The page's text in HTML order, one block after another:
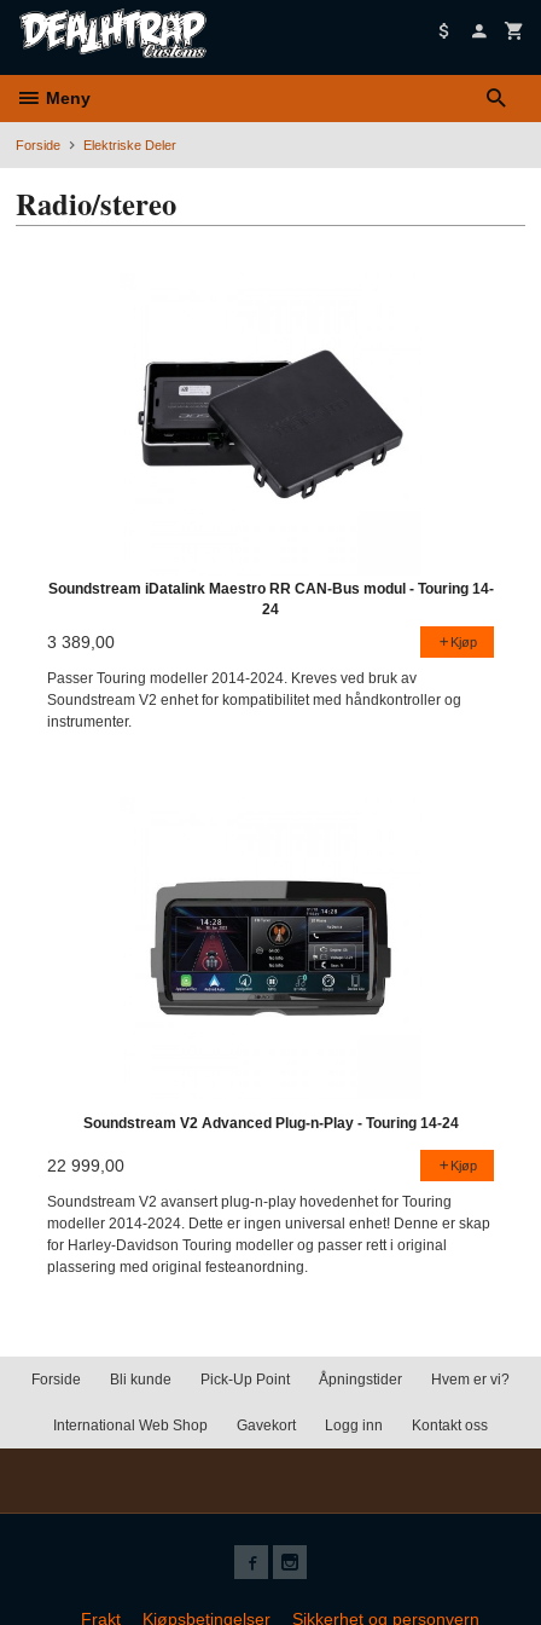
Meny
Forside Elektriske Deler
Radio/stereo
Soundstream iDatalink Maestro RR CAN-Bus modul - Touring 14-
24
3 389,00 Kjøp
Passer Touring modeller 2014-2024. Kreves ved bruk av
Soundstream V2 enhet for kompatibilitet med håndkontroller og
instrumenter.
Soundstream V2 Advanced Plug-n-Play - Touring 14-24
22 999,00 Kjøp
Soundstream V2 avansert plug-n-play hovedenhet for Touring
modeller 2014-2024. Dette er ingen universal enhet! Denne er skap
for Harley-Davidson Touring modeller og passer rett i original
plassering med original festeanordning.
Forside Bli kunde Pick-Up Point Åpningstider Hvem er vi?
International Web Shop Gavekort Logg inn Kontakt oss
Frakt Kjøpsbetingelser Sikkerhet og personvern